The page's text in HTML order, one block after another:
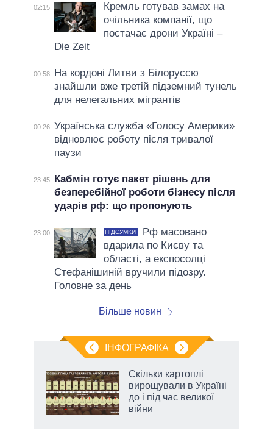
02:15
Кремль готував замах на
очільника компанії, що
постачає дрони Україні –
Die Zeit
00:58
На кордоні Литви з Білоруссю
знайшли вже третій підземний тунель
для нелегальних мігрантів
00:26 Українська служба «Голосу Америки»
відновлює роботу після тривалої
паузи
23:45
Кабмін готує пакет рішень для
безперебійної роботи бізнесу після
ударів рф: що пропонують
23:00 ПІДСУМКИ
Рф масовано
вдарила по Києву та
області, а експосолці
Стефанішиній вручили підозру.
Головне за день
Більше новин
ІНФОГРАФІКА
Скільки картоплі
вирощували в Україні
до і під час великої
війни